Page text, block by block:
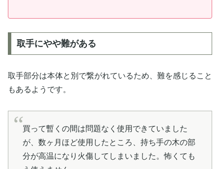
取手にやや難がある
取手部分は本体と別で繋がれているため、難を感じること
もあるようです。
買って暫くの間は問題なく使用できていました
が、数ヶ月ほど使用したところ、持ち手の木の部
分が高温になり火傷してしまいました。怖くても